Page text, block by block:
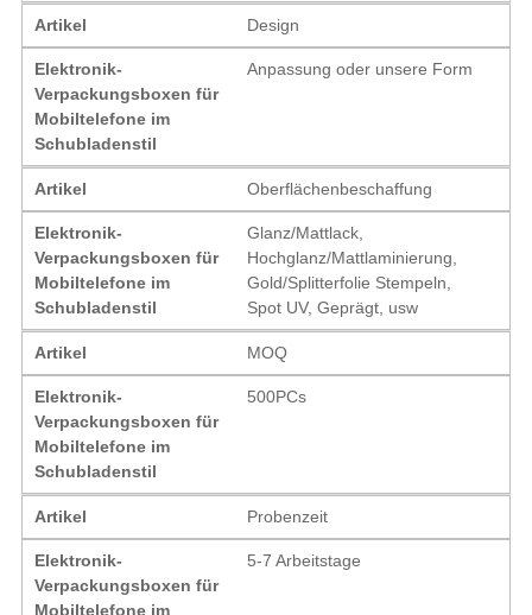
Artikel Design
Elektronik-
Verpackungsboxen für
Mobiltelefone im
Schubladenstil
Anpassung oder unsere Form
Artikel Oberflächenbeschaffung
Elektronik-
Verpackungsboxen für
Mobiltelefone im
Schubladenstil
Glanz/Mattlack,
Hochglanz/Mattlaminierung,
Gold/Splitterfolie Stempeln,
Spot UV, Geprägt, usw
Artikel MOQ
Elektronik-
Verpackungsboxen für
Mobiltelefone im
Schubladenstil
500PCs
Artikel Probenzeit
Elektronik-
Verpackungsboxen für
Mobiltelefone im
5-7 Arbeitstage